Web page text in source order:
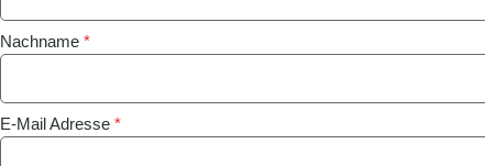
Nachname *
E-Mail Adresse *